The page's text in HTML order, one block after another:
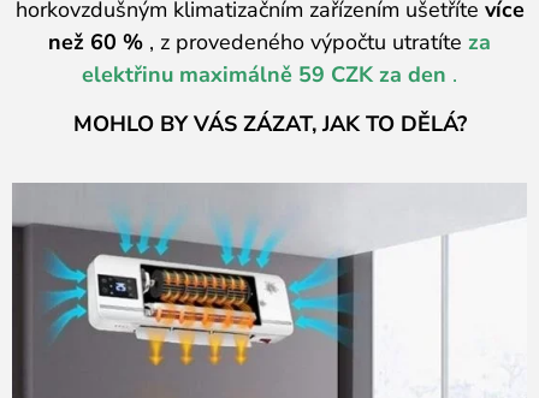
horkovzdušným klimatizačním zařízením ušetříte více
než 60 % , z provedeného výpočtu utratíte za
elektřinu maximálně 59 CZK za den .
MOHLO BY VÁS ZÁZAT, JAK TO DĚLÁ?